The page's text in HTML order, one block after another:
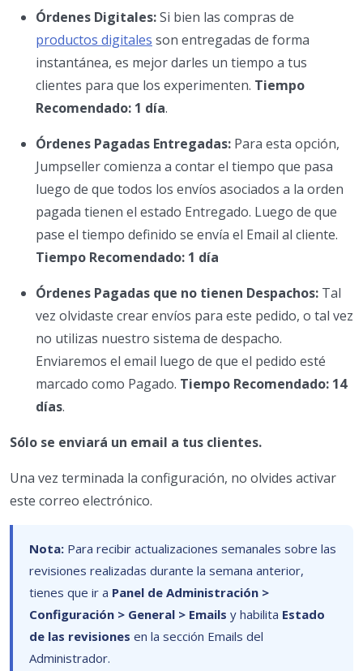
Órdenes Digitales:Si bien las compras de
productos digitales son entregadas de forma
instantánea, es mejor darles un tiempo a tus
clientes para que los experimenten. Tiempo
Recomendado: 1 día.
Órdenes Pagadas Entregadas: Para esta opción,
Jumpseller comienza a contar el tiempo que pasa
luego de que todos los envíos asociados a la orden
pagada tienen el estado Entregado. Luego de que
pase el tiempo definido se envía el Email al cliente.
Tiempo Recomendado: 1 día
Órdenes Pagadas que no tienen Despachos: Tal
vez olvidaste crear envíos para este pedido, o tal vez
no utilizas nuestro sistema de despacho.
Enviaremos el email luego de que el pedido esté
marcado como Pagado. Tiempo Recomendado: 14
días.
Sólo se enviará un email a tus clientes.
Una vez terminada la configuración, no olvides activar
este correo electrónico.
Nota: Para recibir actualizaciones semanales sobre las
revisiones realizadas durante la semana anterior,
tienes que ir a Panel de Administración >
Configuración > General > Emails y habilita Estado
de las revisiones en la sección Emails del
Administrador.